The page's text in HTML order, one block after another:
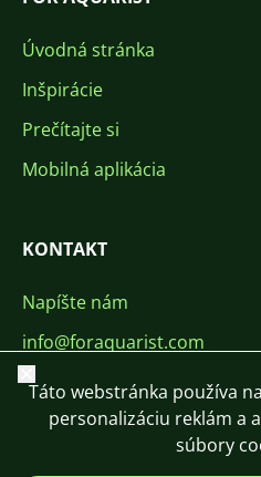
Úvodná stránka
Inšpirácie
Prečítajte si
Mobilná aplikácia
KONTAKT
Napíšte nám
info@foraquarist.com
+420 603 449 602
Zavrieť
Táto webstránka používa
personalizáciu reklám a
súbory